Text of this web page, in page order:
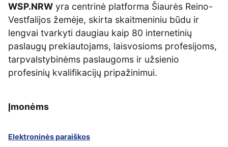
WSP.NRW yra centrinė platforma Šiaurės Reino-
Vestfalijos žemėje, skirta skaitmeniniu būdu ir
lengvai tvarkyti daugiau kaip 80 internetinių
paslaugų prekiautojams, laisvosioms profesijoms,
tarpvalstybinėms paslaugoms ir užsienio
profesinių kvalifikacijų pripažinimui.
Įmonėms
Elektroninės paraiškos